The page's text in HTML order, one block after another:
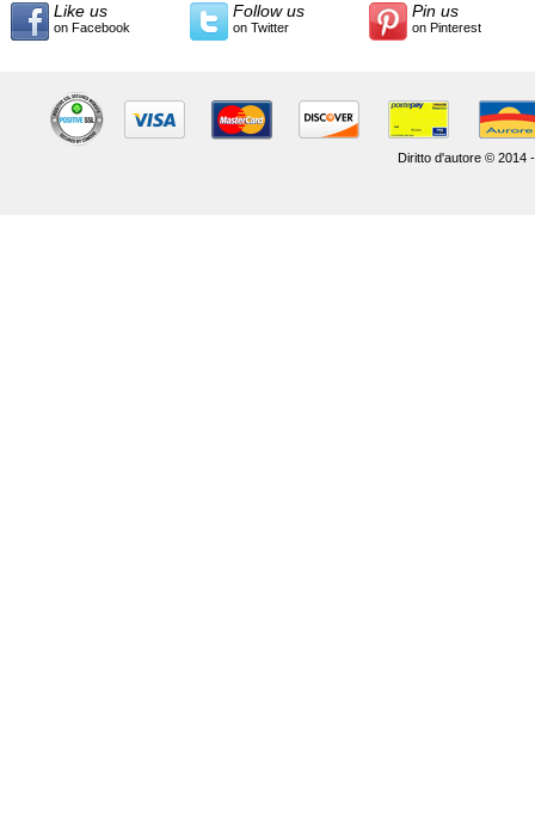
Like us
on Facebook
Follow us
on Twitter
Pin us
on Pinterest
Diritto d'autore © 2014